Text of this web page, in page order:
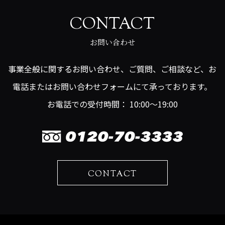
CONTACT
お問い合わせ
事業全般に関するお問い合わせ、ご質問、ご相談など、お
電話またはお問い合わせフォームにて承っております。
お電話での受付時間： 10:00～19:00
CONTACT